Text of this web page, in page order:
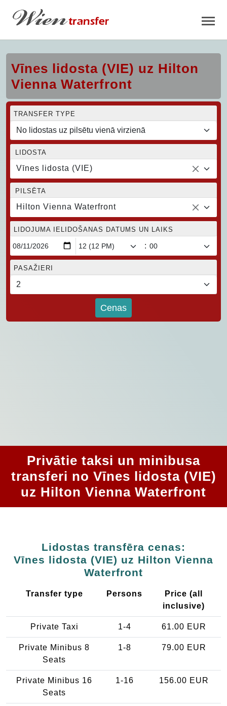
Vīnes lidosta (VIE) uz Hilton
Vienna Waterfront
TRANSFER TYPE
LIDOSTA
Vīnes lidosta (VIE)
PILSĒTA
Hilton Vienna Waterfront
LIDOJUMA IELIDOŠANAS DATUMS UN LAIKS
:
PASAŽIERI
Cenas
Privātie taksi un minibusa
transferi no Vīnes lidosta (VIE)
uz Hilton Vienna Waterfront
Lidostas transfēra cenas:
Vīnes lidosta (VIE) uz Hilton Vienna
Waterfront
Transfer type Persons
Price (all
inclusive)
Private Taxi 1-4 61.00 EUR
Private Minibus 8
Seats
1-8 79.00 EUR
Private Minibus 16
Seats
1-16 156.00 EUR